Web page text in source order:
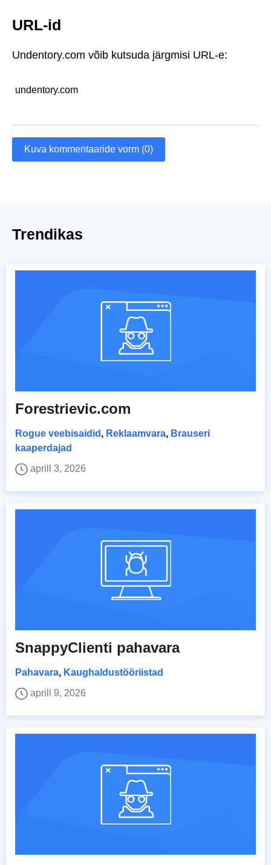
URL-id
Undentory.com võib kutsuda järgmisi URL-e:
undentory.com
Kuva kommentaaride vorm (0)
Trendikas
Forestrievic.com
Rogue veebisaidid , Reklaamvara, Brauseri
kaaperdajad
aprill 3, 2026
SnappyClienti pahavara
Pahavara, Kaughaldustööriistad
aprill 9, 2026